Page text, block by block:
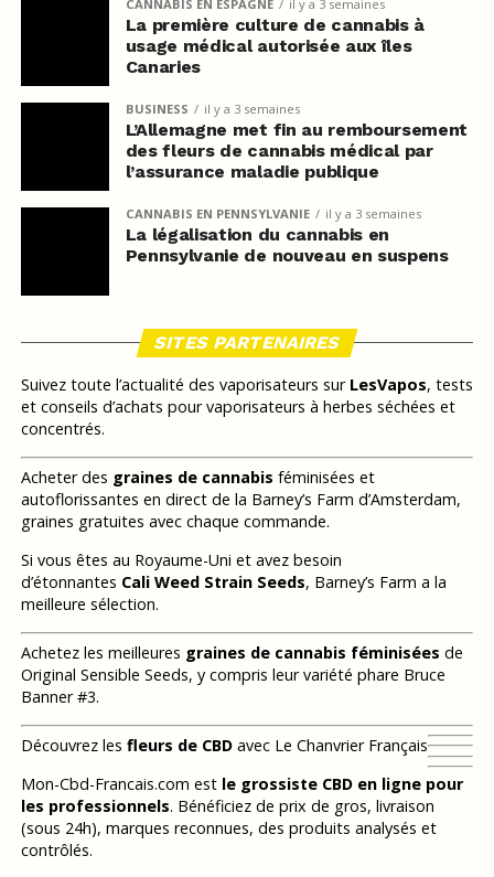
CANNABIS EN ESPAGNE il y a 3 semaines
La première culture de cannabis à
usage médical autorisée aux îles
Canaries
BUSINESS il y a 3 semaines
L’Allemagne met fin au remboursement
des fleurs de cannabis médical par
l’assurance maladie publique
CANNABIS EN PENNSYLVANIE il y a 3 semaines
La légalisation du cannabis en
Pennsylvanie de nouveau en suspens
SITES PARTENAIRES
Suivez toute l’actualité des vaporisateurs sur LesVapos, tests
et conseils d’achats pour vaporisateurs à herbes séchées et
concentrés.
Acheter des graines de cannabis féminisées et
autoflorissantes en direct de la Barney’s Farm d’Amsterdam,
graines gratuites avec chaque commande.
Si vous êtes au Royaume-Uni et avez besoin
d’étonnantes Cali Weed Strain Seeds, Barney’s Farm a la
meilleure sélection.
Achetez les meilleures graines de cannabis féminisées de
Original Sensible Seeds, y compris leur variété phare Bruce
Banner #3.
Découvrez les fleurs de CBDavec Le Chanvrier Français
Mon-Cbd-Francais.com est le grossiste CBD en ligne pour
les professionnels. Bénéficiez de prix de gros, livraison
(sous 24h), marques reconnues, des produits analysés et
contrôlés.